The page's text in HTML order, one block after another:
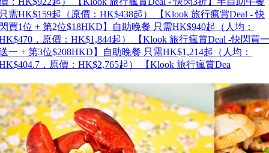
需HK$159起（原價：HK$438起） 【Klook 旅行瘋賞Deal - 快
買1位 + 第2位$18HKD】自助晚餐 只需HK$940起（人均：
，原價：HK$1,844起） 【Klook 旅行瘋賞Deal -快閃買一
一 + 第3位$208HKD】自助晚餐 只需HK$1,214起（人均：
，原價：HK$2,765起） 【Klook 旅行瘋賞Dea